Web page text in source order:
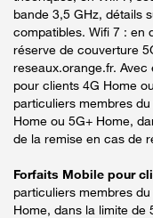
bande 3,5 GHz, détails
compatibles. Wifi 7 : en
réserve de couverture
reseaux.orange.fr.
pour clients 4G Home
particuliers membres
Home ou 5G+ Home,
de la remise en cas de
Forfaits Mobile pour
particuliers membres
Home, dans la limite de